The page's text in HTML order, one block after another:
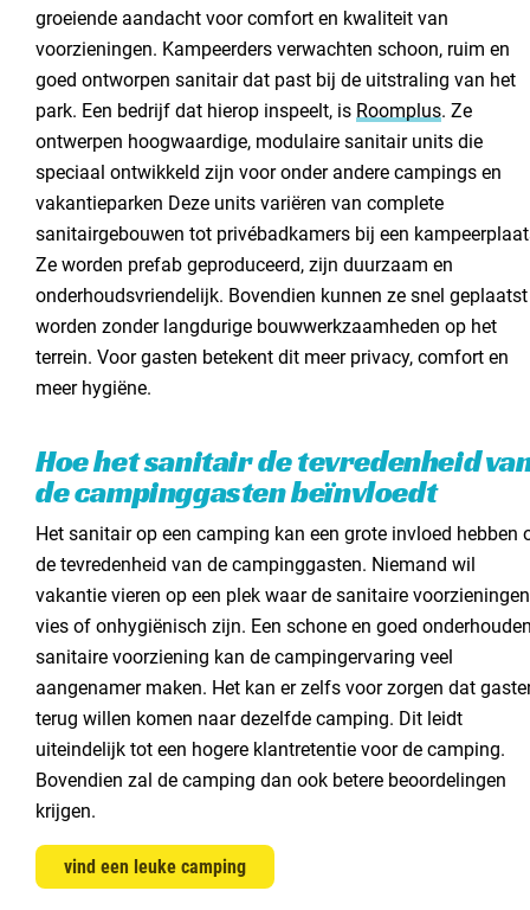
groeiende aandacht voor comfort en kwaliteit van
voorzieningen. Kampeerders verwachten schoon, ruim en
goed ontworpen sanitair dat past bij de uitstraling van het
park. Een bedrijf dat hierop inspeelt, is Roomplus. Ze
ontwerpen hoogwaardige, modulaire sanitair units die
speciaal ontwikkeld zijn voor onder andere campings en
vakantieparken Deze units variëren van complete
sanitairgebouwen tot privébadkamers bij een
Ze worden prefab geproduceerd, zijn duurzaam en
onderhoudsvriendelijk. Bovendien kunnen ze snel geplaatst
worden zonder langdurige bouwwerkzaamheden op het
terrein. Voor gasten betekent dit meer privacy, comfort en
meer hygiëne.
Hoe het sanitair de tevredenheid
de campinggasten beïnvloedt
Het sanitair op een camping kan een grote invloed hebben
de tevredenheid van de campinggasten. Niemand wil
vakantie vieren op een plek waar de sanitaire voorzieningen
vies of onhygiënisch zijn. Een schone en goed
sanitaire voorziening kan de campingervaring veel
aangenamer maken. Het kan er zelfs voor zorgen dat
terug willen komen naar dezelfde camping. Dit leidt
uiteindelijk tot een hogere klantretentie voor de camping.
Bovendien zal de camping dan ook betere beoordelingen
krijgen.
vind een leuke camping